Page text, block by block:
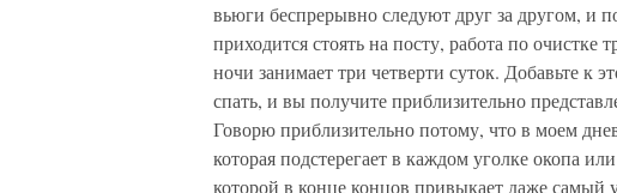
вьюги беспрерывно следуют друг за другом, и
приходится стоять на посту, работа по
ночи занимает три четверти суток. Добавьте к
спать, и вы получите приблизительно
Говорю приблизительно потому, что в моем
которая подстерегает в каждом уголке окопа
которой в конце концов привыкает даже самый